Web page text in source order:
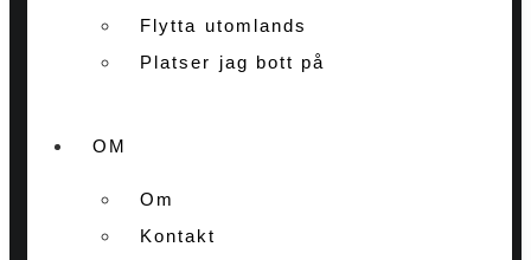
Flytta utomlands
Platser jag bott på
OM
Om
Kontakt